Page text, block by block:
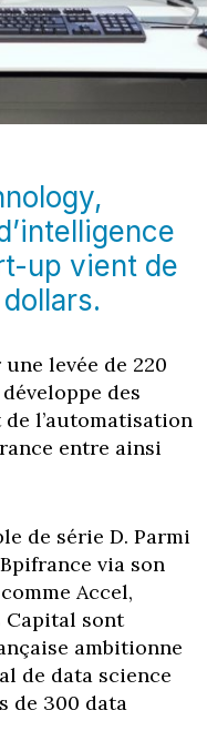
up vient de
levée de 220
des
l’automatisation
entre ainsi
de série D. Parmi
via son
Accel,
Capital sont
ambitionne
de data science
de 300 data